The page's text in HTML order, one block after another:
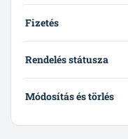
Fizetés
Rendelés státusza
Módosítás és törlés